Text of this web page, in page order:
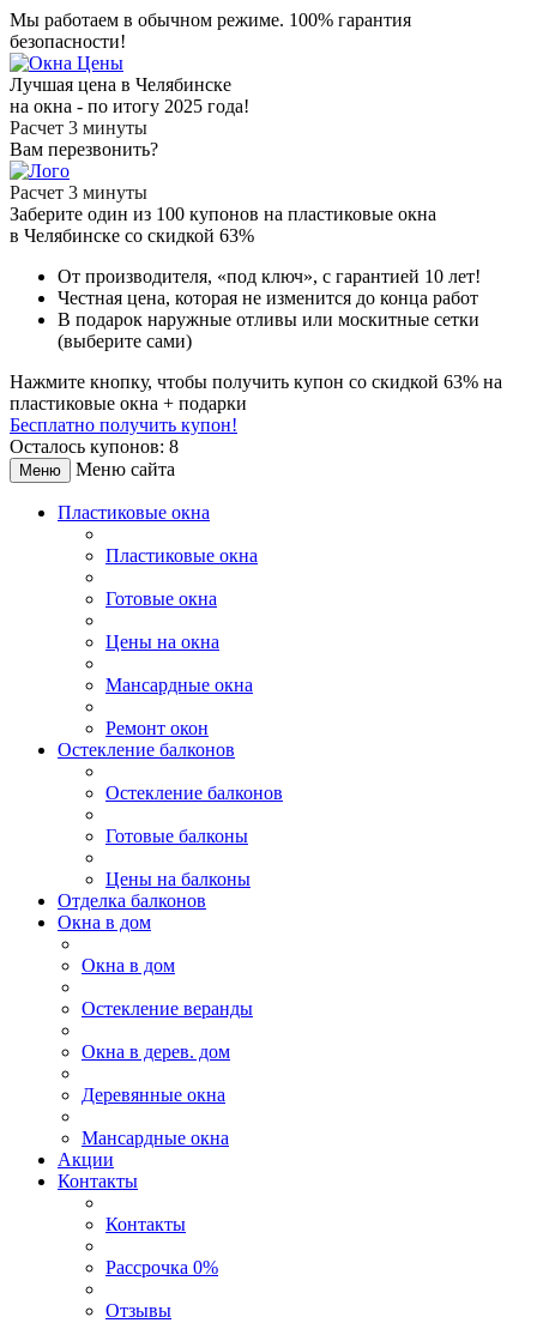
Мы работаем в обычном режиме. 100% гарантия
безопасности!
Лучшая цена в Челябинске
на окна - по итогу 2025 года!
Расчет 3 минуты
Вам перезвонить?
Расчет 3 минуты
Заберите один из 100 купонов на пластиковые окна
в Челябинске со скидкой 63%
От производителя, «под ключ», с гарантией 10 лет!
Честная цена, которая не изменится до конца работ
В подарок наружные отливы или москитные сетки
(выберите сами)
Нажмите кнопку, чтобы получить купон со скидкой 63% на
пластиковые окна + подарки
Бесплатно получить купон!
Осталось купонов: 8
Меню Меню сайта
Пластиковые окна
Пластиковые окна
Готовые окна
Цены на окна
Мансардные окна
Ремонт окон
Остекление балконов
Остекление балконов
Готовые балконы
Цены на балконы
Отделка балконов
Окна в дом
Окна в дом
Остекление веранды
Окна в дерев. дом
Деревянные окна
Мансардные окна
Акции
Контакты
Контакты
Рассрочка 0%
Отзывы